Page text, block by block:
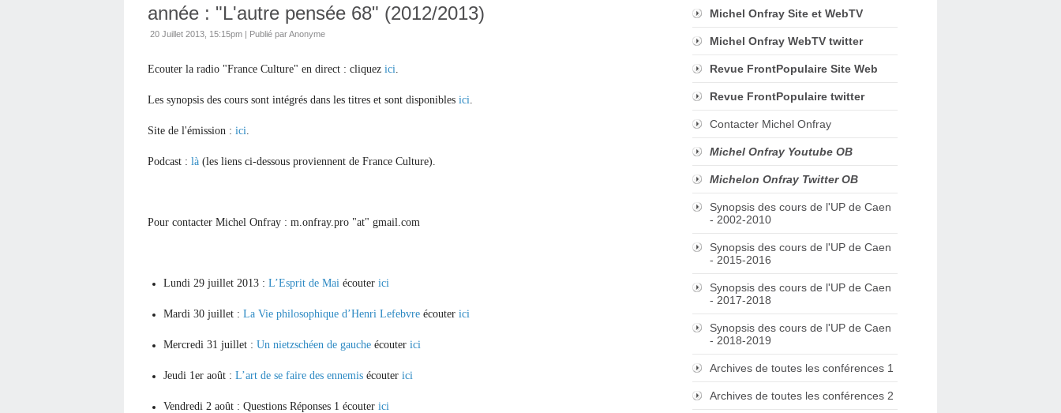
année : "L'autre pensée 68" (2012/2013)
20 Juillet 2013, 15:15pm | Publié par Anonyme
Ecouter la radio "France Culture" en direct : cliquez ici.
Les synopsis des cours sont intégrés dans les titres et sont disponibles ici.
Site de l'émission : ici.
Podcast : là (les liens ci-dessous proviennent de France Culture).
Pour contacter Michel Onfray : m.onfray.pro "at" gmail.com
Lundi 29 juillet 2013 : L’Esprit de Mai écouter ici
Mardi 30 juillet : La Vie philosophique d’Henri Lefebvre écouter ici
Mercredi 31 juillet : Un nietzschéen de gauche écouter ici
Jeudi 1er août : L’art de se faire des ennemis écouter ici
Vendredi 2 août : Questions Réponses 1 écouter ici
Michel Onfray Site et WebTV
Michel Onfray WebTV twitter
Revue FrontPopulaire Site Web
Revue FrontPopulaire twitter
Contacter Michel Onfray
Michel Onfray Youtube OB
Michelon Onfray Twitter OB
Synopsis des cours de l'UP de Caen
- 2002-2010
Synopsis des cours de l'UP de Caen
- 2015-2016
Synopsis des cours de l'UP de Caen
- 2017-2018
Synopsis des cours de l'UP de Caen
- 2018-2019
Archives de toutes les conférences 1
Archives de toutes les conférences 2